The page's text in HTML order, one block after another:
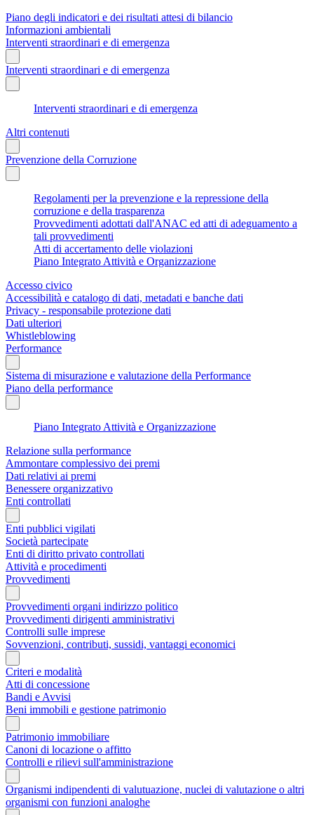
Piano degli indicatori e dei risultati attesi di bilancio
Informazioni ambientali
Interventi straordinari e di emergenza
Interventi straordinari e di emergenza
Interventi straordinari e di emergenza
Altri contenuti
Prevenzione della Corruzione
Regolamenti per la prevenzione e la repressione della
corruzione e della trasparenza
Provvedimenti adottati dall'ANAC ed atti di adeguamento a
tali provvedimenti
Atti di accertamento delle violazioni
Piano Integrato Attività e Organizzazione
Accesso civico
Accessibilità e catalogo di dati, metadati e banche dati
Privacy - responsabile protezione dati
Dati ulteriori
Whistleblowing
Performance
Sistema di misurazione e valutazione della Performance
Piano della performance
Piano Integrato Attività e Organizzazione
Relazione sulla performance
Ammontare complessivo dei premi
Dati relativi ai premi
Benessere organizzativo
Enti controllati
Enti pubblici vigilati
Società partecipate
Enti di diritto privato controllati
Attività e procedimenti
Provvedimenti
Provvedimenti organi indirizzo politico
Provvedimenti dirigenti amministrativi
Controlli sulle imprese
Sovvenzioni, contributi, sussidi, vantaggi economici
Criteri e modalità
Atti di concessione
Bandi e Avvisi
Beni immobili e gestione patrimonio
Patrimonio immobiliare
Canoni di locazione o affitto
Controlli e rilievi sull'amministrazione
Organismi indipendenti di valutuazione, nuclei di valutazione o altri
organismi con funzioni analoghe